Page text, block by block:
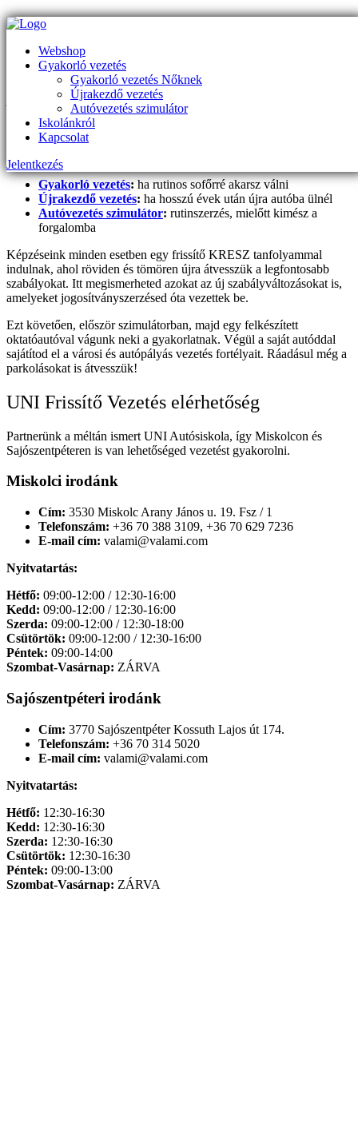
Webshop
Gyakorló vezetés
Gyakorló vezetés Nőknek
Újrakezdő vezetés
Autóvezetés szimulátor
Iskolánkról
Kapcsolat
Jelentkezés
Gyakorló vezetés Harsány
Harsány környékén keresel gyakorló vezetés lehetőséget? Az UNI
Frissítő Vezetés Kelet-Magyarországon először vezette be a
jogosítvánnyal rendelkező sofőrök oktatását. Ideértve a teljesen
újrakezdő sofőröket, a tapasztalatlan friss jogsis vezetőket és a
bizonytalan hölgy járművezetőket. Nálunk nem számít honnan jössz
vagy hol tart a tudásod, megtanítjuk a mindennapi autóvezetés
csínját-bínját!
Gyakorló vezetés:ha rutinos sofőrré akarsz válni
Újrakezdő vezetés: ha hosszú évek után újra autóba ülnél
Autóvezetés szimulátor: rutinszerzés, mielőtt kimész a
forgalomba
Képzéseink minden esetben egy frissítő KRESZ tanfolyammal
indulnak, ahol röviden és tömören újra átvesszük a legfontosabb
szabályokat. Itt megismerheted azokat az új szabályváltozásokat is,
amelyeket jogosítványszerzésed óta vezettek be.
Ezt követően, először szimulátorban, majd egy felkészített
oktatóautóval vágunk neki a gyakorlatnak. Végül a saját autóddal
sajátítod el a városi és autópályás vezetés fortélyait. Ráadásul még a
parkolásokat is átvesszük!
UNI Frissítő Vezetés elérhetőség
Partnerünk a méltán ismert UNI Autósiskola, így Miskolcon és
Sajószentpéteren is van lehetőséged vezetést gyakorolni.
Miskolci irodánk
Cím: 3530 Miskolc Arany János u. 19. Fsz / 1
Telefonszám: +36 70 388 3109, +36 70 629 7236
E-mail cím: valami@valami.com
Nyitvatartás:
Hétfő: 09:00-12:00 / 12:30-16:00
Kedd: 09:00-12:00 / 12:30-16:00
Szerda: 09:00-12:00 / 12:30-18:00
Csütörtök: 09:00-12:00 / 12:30-16:00
Péntek: 09:00-14:00
Szombat-Vasárnap: ZÁRVA
Sajószentpéteri irodánk
Cím: 3770 Sajószentpéter Kossuth Lajos út 174.
Telefonszám: +36 70 314 5020
E-mail cím: valami@valami.com
Nyitvatartás:
Hétfő: 12:30-16:30
Kedd: 12:30-16:30
Szerda: 12:30-16:30
Csütörtök: 12:30-16:30
Péntek: 09:00-13:00
Szombat-Vasárnap: ZÁRVA